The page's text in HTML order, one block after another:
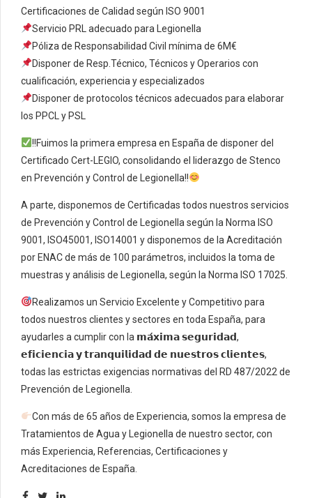
Certificaciones de Calidad según ISO 9001
Servicio PRL adecuado para Legionella
Póliza de Responsabilidad Civil mínima de 6M€
Disponer de Resp.Técnico, Técnicos y Operarios con
cualificación, experiencia y especializados
Disponer de protocolos técnicos adecuados para elaborar
los PPCL y PSL
!!Fuimos la primera empresa en España de disponer del
Certificado Cert-LEGIO, consolidando el liderazgo de Stenco
en Prevención y Control de Legionella!!
A parte, disponemos de Certificadas todos nuestros servicios
de Prevención y Control de Legionella según la Norma ISO
9001, ISO45001, ISO14001 y disponemos de la Acreditación
por ENAC de más de 100 parámetros, incluidos la toma de
muestras y análisis de Legionella, según la Norma ISO 17025.
Realizamos un Servicio Excelente y Competitivo para
todos nuestros clientes y sectores en toda España, para
ayudarles a cumplir con la 𝗺𝗮́𝘅𝗶𝗺𝗮 𝘀𝗲𝗴𝘂𝗿𝗶𝗱𝗮𝗱,
𝗲𝗳𝗶𝗰𝗶𝗲𝗻𝗰𝗶𝗮 𝘆 𝘁𝗿𝗮𝗻𝗾𝘂𝗶𝗹𝗶𝗱𝗮𝗱 𝗱𝗲 𝗻𝘂𝗲𝘀𝘁𝗿𝗼𝘀 𝗰𝗹𝗶𝗲𝗻𝘁𝗲𝘀,
todas las estrictas exigencias normativas del RD 487/2022 de
Prevención de Legionella.
Con más de 65 años de Experiencia, somos la empresa de
Tratamientos de Agua y Legionella de nuestro sector, con
más Experiencia, Referencias, Certificaciones y
Acreditaciones de España.